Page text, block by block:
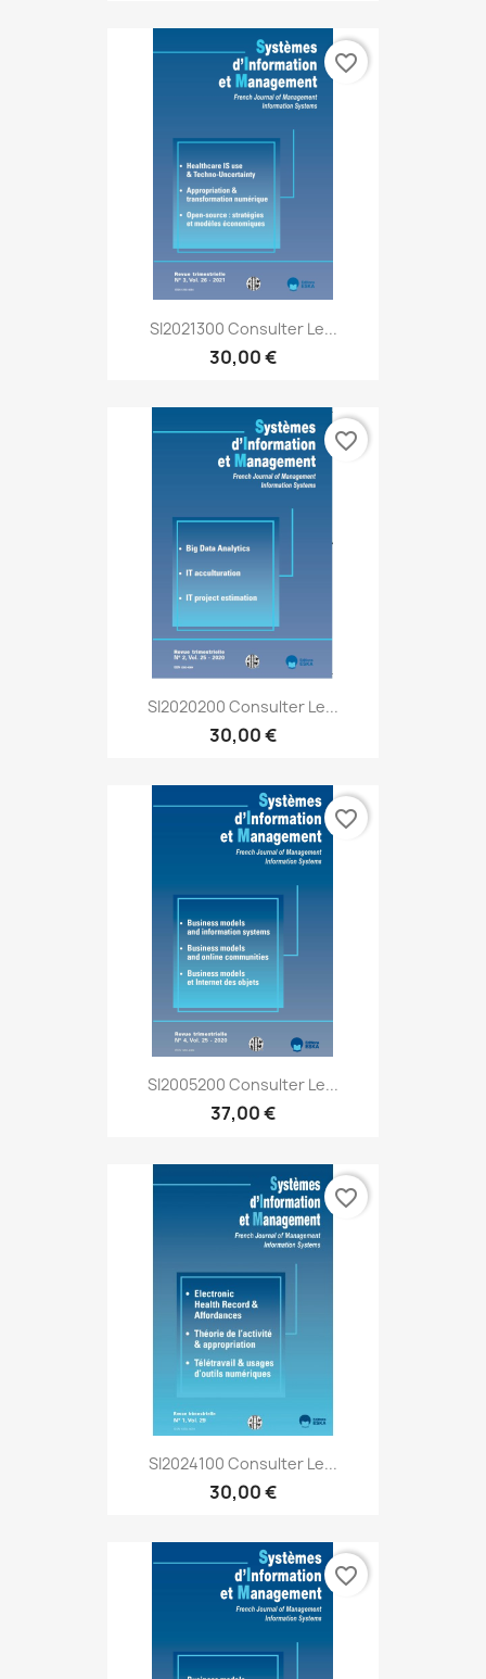
SI2021300 Consulter Le...
30,00 €
favorite_border
SI2020200 Consulter Le...
30,00 €
favorite_border
SI2005200 Consulter Le...
37,00 €
favorite_border
SI2024100 Consulter Le...
30,00 €
favorite_border
favorite_border